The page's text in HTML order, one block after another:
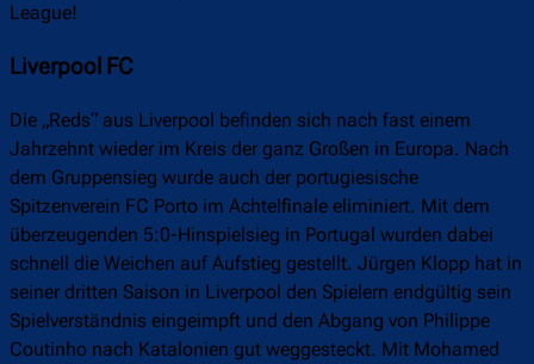
League!
Liverpool FC
Die „Reds“ aus Liverpool befinden sich nach fast einem
Jahrzehnt wieder im Kreis der ganz Großen in Europa. Nach
dem Gruppensieg wurde auch der portugiesische
Spitzenverein FC Porto im Achtelfinale eliminiert. Mit dem
überzeugenden 5:0-Hinspielsieg in Portugal wurden dabei
schnell die Weichen auf Aufstieg gestellt. Jürgen Klopp hat in
seiner dritten Saison in Liverpool den Spielern endgültig sein
Spielverständnis eingeimpft und den Abgang von Philippe
Coutinho nach Katalonien gut weggesteckt. Mit Mohamed